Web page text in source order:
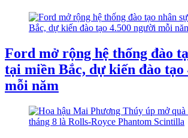
Ford mở rộng hệ thống đào
tại miền Bắc, dự kiến đào tạo
mỗi năm